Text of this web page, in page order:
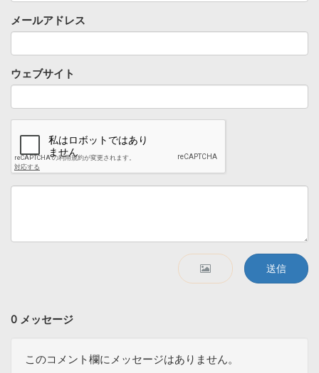
メールアドレス
ウェブサイト
送信
0 メッセージ
このコメント欄にメッセージはありません。